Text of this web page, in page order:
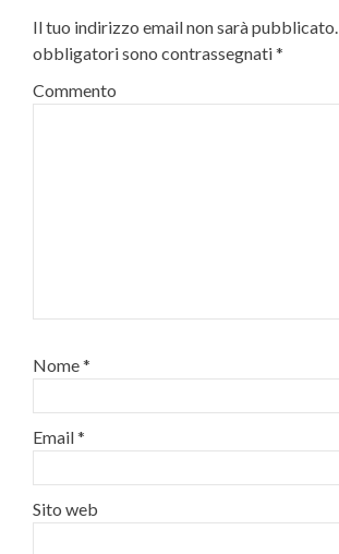
Il tuo indirizzo email non sarà pubblicato.
obbligatori sono contrassegnati*
Commento
Nome*
Email*
Sito web